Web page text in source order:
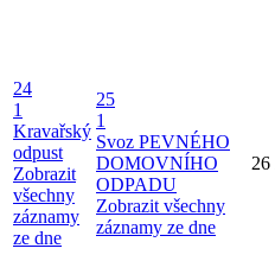
24
1
Kravařský
odpust
Zobrazit
všechny
záznamy
ze dne
25
1
Svoz PEVNÉHO
DOMOVNÍHO
ODPADU
Zobrazit všechny
záznamy ze dne
26